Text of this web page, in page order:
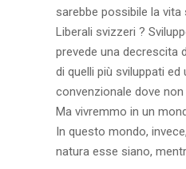
sarebbe possibile la vita
Liberali svizzeri ?
prevede una decrescita
di quelli più sviluppati
convenzionale dove non
Ma vivremmo in un
In questo mondo,
natura esse siano,